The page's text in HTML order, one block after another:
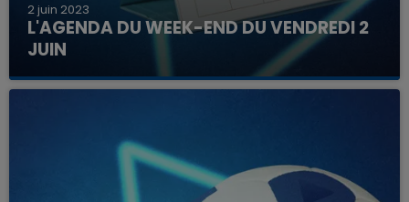
2 juin 2023
L'AGENDA DU WEEK-END DU VENDREDI 2
JUIN
Que faire ce week-end dans les hauts-de-
France, la Marne et les Ardennes ?